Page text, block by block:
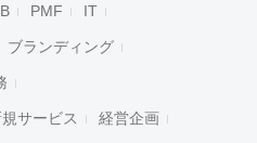
PMF IT
ブランディング
サービス 経営企画